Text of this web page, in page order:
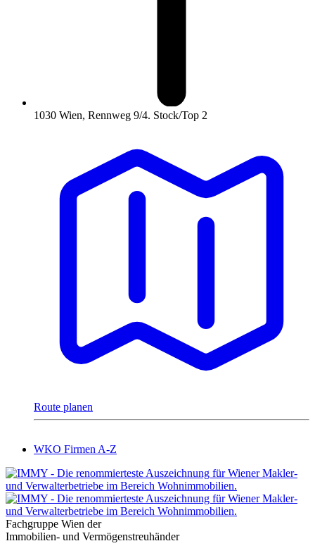
1030 Wien, Rennweg 9/4. Stock/Top 2
Route planen
WKO Firmen A-Z
Fachgruppe Wien der
Immobilien- und Vermögenstreuhänder